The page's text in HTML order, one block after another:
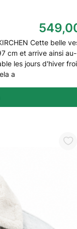
Cette belle
cm et arrive ainsi au-
les jours d'hiver
a